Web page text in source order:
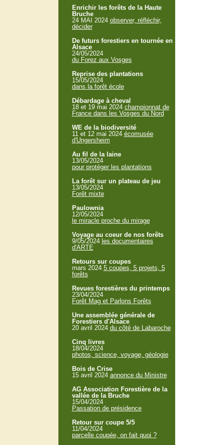
Enrichir les forêts de la Haute
Bruche
24 MAI 2024 observer, réfléchir,
décider
De futurs forestiers en tournée en
Alsace
24/05/2024
du Forez aux Vosges
Reprise des plantations
15/05/2024
dans la forêt école
Débardage à cheval
18 et 19 mai 2024 championnat de
France dans les Vosges du Nord
WE de la biodiversité
11 et 12 mai 2024 écomusée
d'Ungersheim
Au fil de la laine
13/05/2024
pour protéger les plantations
La forêt sur un plateau de jeu
13/05/2024
Forêt mixte
Paulownia
12/05/2024
le miracle proche du mirage
Voyage au coeur de nos forêts
9/05/2024 les documentaires
d'ARTE
Retours sur coupes
mars 2024 5 coupes, 5 projets, 5
forêts
Revues forestières du printemps
23/04/2024
Forêt Mag et Parlons Forêts
Une assemblée générale de
Forestiers d'Alsace
20 avril 2024 du côté de Labaroche
Cinq livres
18/04/2024
photos, science, voyage, géologie
Bois de Crise
15 avril 2024 annonce du Ministre
AG Association Forestière de la
vallée de la Bruche
15/04/2024
Passation de présidence
Retour sur coupe 5/5
11/04/2024
parcelle coupée, on fait quoi ?